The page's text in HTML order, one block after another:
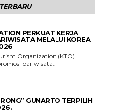
PERKUAT KERJA
MELALUI KOREA
Organization (KTO)
pariwisata...
GUNARTO TERPILIH